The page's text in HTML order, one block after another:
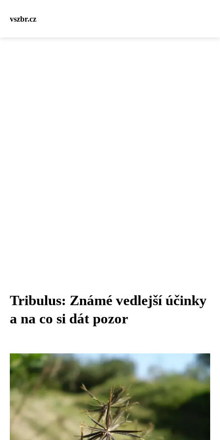
vszbr.cz
Tribulus: Známé vedlejší účinky
a na co si dát pozor